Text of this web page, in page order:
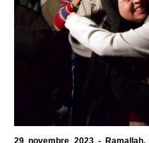
29 novembre 2023 -